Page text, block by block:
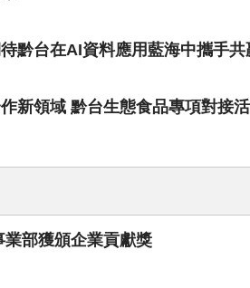
黔台在AI資料應用藍海中攜手共
新領域 黔台生態食品專項對接
部獲頒企業貢獻獎